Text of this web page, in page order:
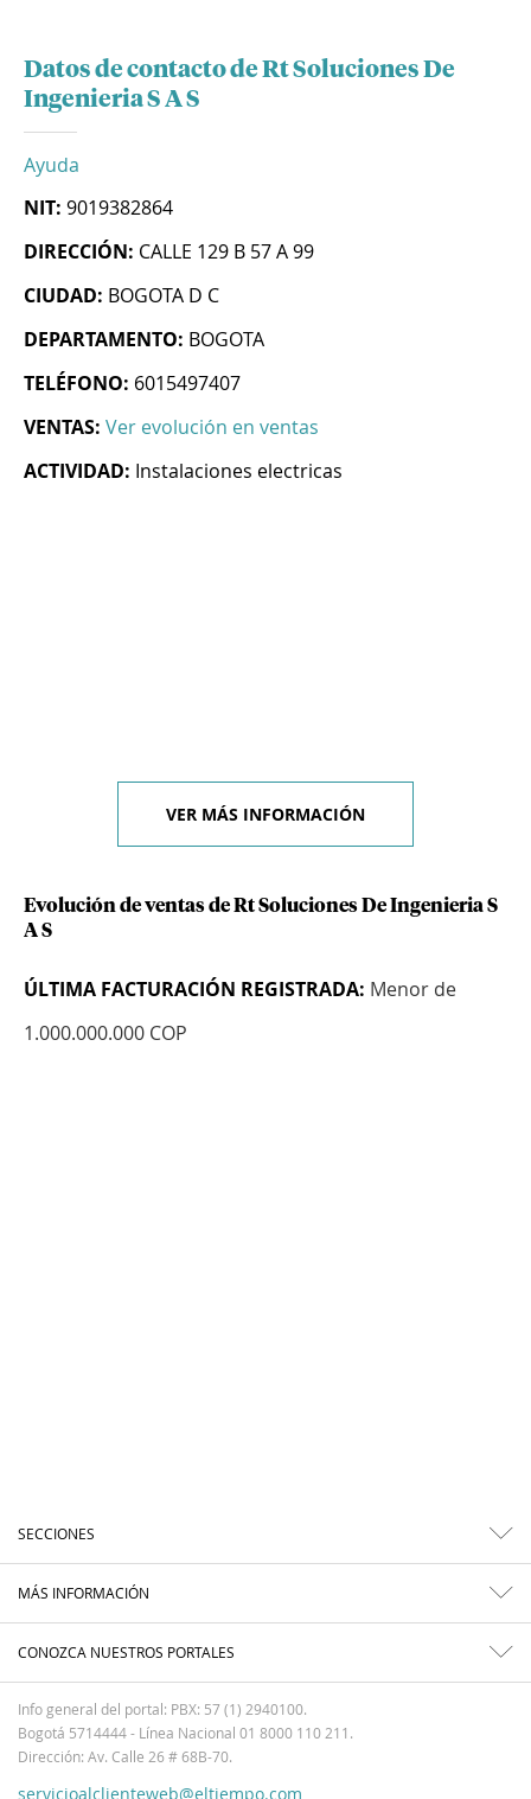
Datos de contacto de Rt Soluciones De
Ingenieria S A S
Ayuda
NIT: 9019382864
DIRECCIÓN: CALLE 129 B 57 A 99
CIUDAD: BOGOTA D C
DEPARTAMENTO: BOGOTA
TELÉFONO: 6015497407
VENTAS: Ver evolución en ventas
ACTIVIDAD: Instalaciones electricas
VER MÁS INFORMACIÓN
Evolución de ventas de Rt Soluciones De Ingenieria S
A S
ÚLTIMA FACTURACIÓN REGISTRADA: Menor de
1.000.000.000 COP
SECCIONES
MÁS INFORMACIÓN
CONOZCA NUESTROS PORTALES
Info general del portal: PBX: 57 (1) 2940100.
Bogotá 5714444 - Línea Nacional 01 8000 110 211.
Dirección: Av. Calle 26 # 68B-70.
servicioalclienteweb@eltiempo.com